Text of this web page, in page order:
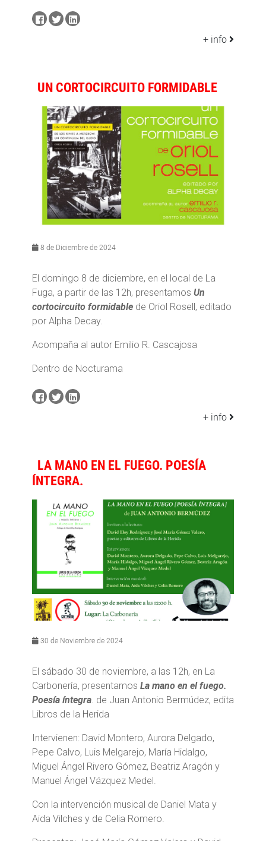
+ info
UN CORTOCIRCUITO FORMIDABLE
8 de Diciembre de 2024
El domingo 8 de diciembre, en el local de La
Fuga, a partir de las 12h, presentamos Un
cortocircuito formidable de Oriol Rosell, editado
por Alpha Decay.
Acompaña al autor Emilio R. Cascajosa
Dentro de Nocturama
+ info
LA MANO EN EL FUEGO. POESÍA
ÍNTEGRA.
30 de Noviembre de 2024
El sábado 30 de noviembre, a las 12h, en La
Carbonería, presentamos La mano en el fuego.
Poesía íntegra. de Juan Antonio Bermúdez, edita
Libros de la Herida
Intervienen: David Montero, Aurora Delgado,
Pepe Calvo, Luis Melgarejo, María Hidalgo,
Miguel Ángel Rivero Gómez, Beatriz Aragón y
Manuel Ángel Vázquez Medel.
Con la intervención musical de Daniel Mata y
Aida Vilches y de Celia Romero.